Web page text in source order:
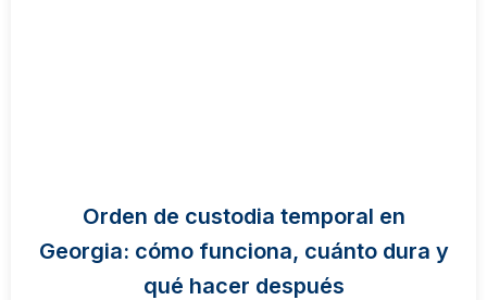
Orden de custodia temporal en
Georgia: cómo funciona, cuánto dura y
qué hacer después